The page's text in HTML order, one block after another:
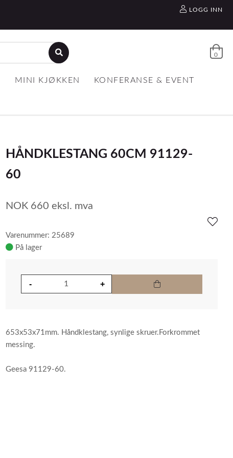
LOGG INN
0
MINI KJØKKEN KONFERANSE & EVENT
HÅNDKLESTANG 60CM 91129-
60
NOK 660 eksl. mva
Varenummer: 25689
På lager
653x53x71mm. Håndklestang, synlige skruer.Forkrommet
messing.
Geesa 91129-60.